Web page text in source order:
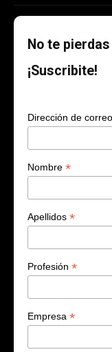
No te
¡Suscribite!
Dirección de
Nombre *
Apellidos *
Profesión *
Empresa *